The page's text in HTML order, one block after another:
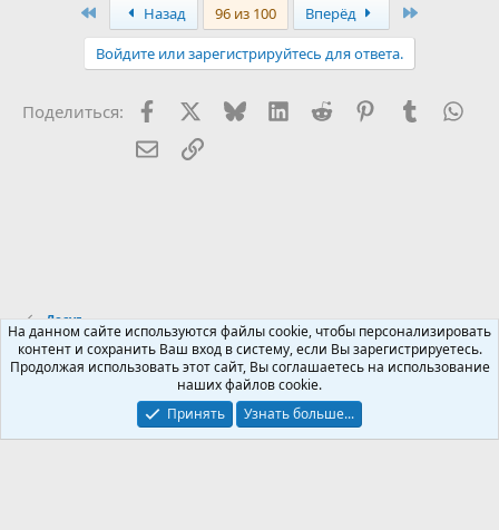
Назад 96 из 100 Вперёд
Войдите или зарегистрируйтесь для ответа.
Поделиться: FacebookX (Twitter)
BlueskyLinkedInReddit PinterestTumblr
Электронная почта
Ссылка
Досуг
Russian (RU)
Условия и правила
Политика конфиденциальности
Помощь
На данном сайте используются файлы cookie, чтобы персонализировать
контент и сохранить Ваш вход в систему, если Вы зарегистрируетесь.
Продолжая использовать этот сайт, Вы соглашаетесь на использование
наших файлов cookie.
Принять
Узнать больше...